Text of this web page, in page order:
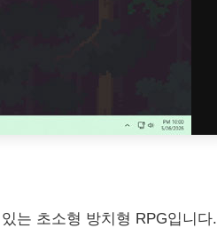
는 초소형 방치형 RPG입니다.